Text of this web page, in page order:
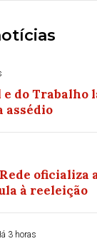
do Trabalho
assédio
oficializa
à reeleição
3 horas